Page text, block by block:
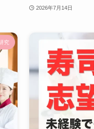
2026年7月14日
究